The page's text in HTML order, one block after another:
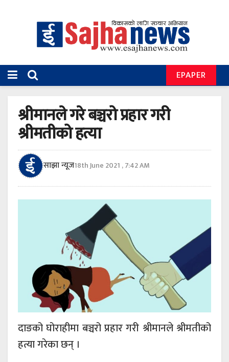
EPAPER
श्रीमानले गरे बञ्चरो प्रहार गरी
श्रीमतीको हत्या
साझा न्यूज18th June 2021 , 7:42 AM
दाङको घोराहीमा बञ्चरो प्रहार गरी श्रीमानले श्रीमतीको
हत्या गरेका छन् ।